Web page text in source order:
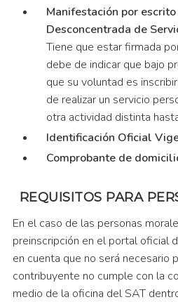
Manifestación por
Desconcentrada de
Tiene que estar firmada
debe de indicar que bajo
que su voluntad es
de realizar un servicio
otra actividad distinta
Identificación Oficial
Comprobante de
REQUISITOS PARA
En el caso de las personas
preinscripción en el portal oficial
en cuenta que no será necesario
contribuyente no cumple con la
medio de la oficina del SAT